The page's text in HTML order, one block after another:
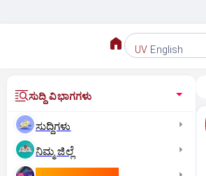
UV English
ಸುದ್ದಿ ವಿಭಾಗಗಳು
ಸುದ್ದಿಗಳು
ನಿಮ್ಮ ಜಿಲ್ಲೆ